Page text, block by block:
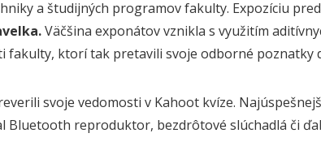
a študijných programov fakulty. Expozíciu
Väčšina exponátov vznikla s využitím
fakulty, ktorí tak pretavili svoje odborné poznatky
svoje vedomosti v Kahoot kvíze.
Bluetooth reproduktor, bezdrôtové slúchadlá či